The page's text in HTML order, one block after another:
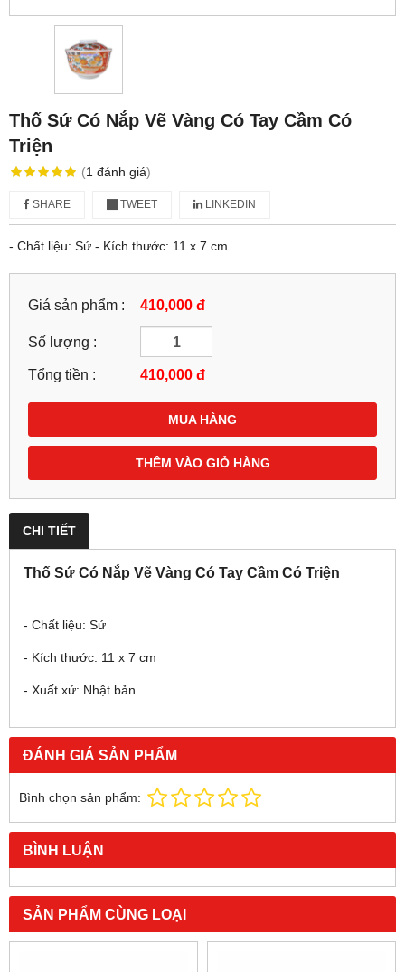
Thố Sứ Có Nắp Vẽ Vàng Có Tay Cầm Có
Triện
(1 đánh giá)
SHARE TWEET LINKEDIN
- Chất liệu: Sứ - Kích thước: 11 x 7 cm
Giá sản phẩm : 410,000 đ
Số lượng :
Tổng tiền : 410,000 đ
MUA HÀNG
THÊM VÀO GIỎ HÀNG
CHI TIẾT
Thố Sứ Có Nắp Vẽ Vàng Có Tay Cầm Có Triện
- Chất liệu: Sứ
- Kích thước: 11 x 7 cm
- Xuất xứ: Nhật bản
ĐÁNH GIÁ SẢN PHẨM
Bình chọn sản phẩm:
BÌNH LUẬN
SẢN PHẨM CÙNG LOẠI